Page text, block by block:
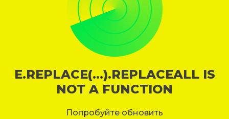
E.REPLACE(...).REPLACEALL IS
NOT A FUNCTION
Попробуйте обновить